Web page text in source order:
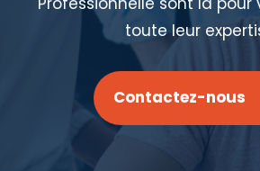
toute leur
Contactez-nous